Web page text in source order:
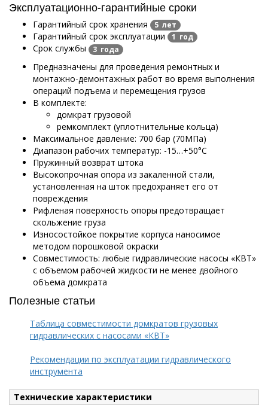
Эксплуатационно-гарантийные сроки
Гарантийный срок хранения 5 лет
Гарантийный срок эксплуатации 1 год
Срок службы 3 года
Предназначены для проведения ремонтных и
монтажно-демонтажных работ во время выполнения
операций подъема и перемещения грузов
В комплекте:
домкрат грузовой
ремкомплект (уплотнительные кольца)
Максимальное давление: 700 бар (70МПа)
Диапазон рабочих температур: -15…+50°С
Пружинный возврат штока
Высокопрочная опора из закаленной стали,
установленная на шток предохраняет его от
повреждения
Рифленая поверхность опоры предотвращает
скольжение груза
Износостойкое покрытие корпуса наносимое
методом порошковой окраски
Совместимость: любые гидравлические насосы «КВТ»
с объемом рабочей жидкости не менее двойного
объема домкрата
Полезные статьи
Таблица совместимости домкратов грузовых
гидравлических с насосами «КВТ»
Рекомендации по эксплуатации гидравлического
инструмента
Технические характеристики